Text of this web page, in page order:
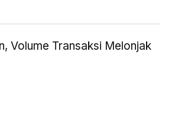
Volume Transaksi Melonjak